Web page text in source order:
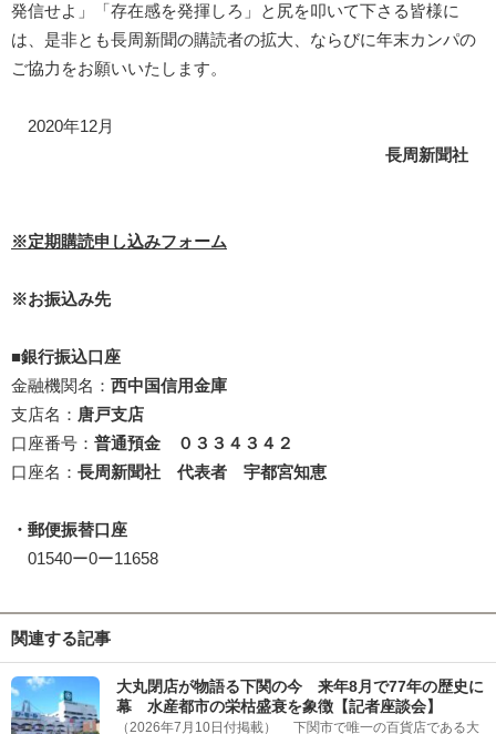
発信せよ」「存在感を発揮しろ」と尻を叩いて下さる皆様に
は、是非とも長周新聞の購読者の拡大、ならびに年末カンパの
ご協力をお願いいたします。
2020年12月
長周新聞社
※定期購読申し込みフォーム
※お振込み先
■銀行振込口座
金融機関名： 西中国信用金庫
支店名： 唐戸支店
口座番号： 普通預金 ０３３４３４２
口座名： 長周新聞社 代表者 宇都宮知恵
・郵便振替口座
01540ー0ー11658
関連する記事
大丸閉店が物語る下関の今 来年8月で77年の歴史に
幕 水産都市の栄枯盛衰を象徴【記者座談会】
（2026年7月10日付掲載） 下関市で唯一の百貨店である大